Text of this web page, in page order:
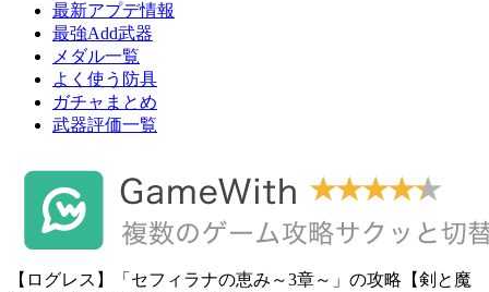
最新アプデ情報
最強Add武器
メダル一覧
よく使う防具
ガチャまとめ
武器評価一覧
【ログレス】「セフィラナの恵み～3章～」の攻略【剣と魔